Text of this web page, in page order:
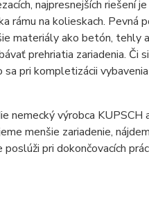
najpresnejších
rámu na kolieskach. Pevná
materiály ako betón,
prehriatia zariadenia.
pri kompletizácii
nemecký výrobca
menšie zariadenie,
pri dokončovacích